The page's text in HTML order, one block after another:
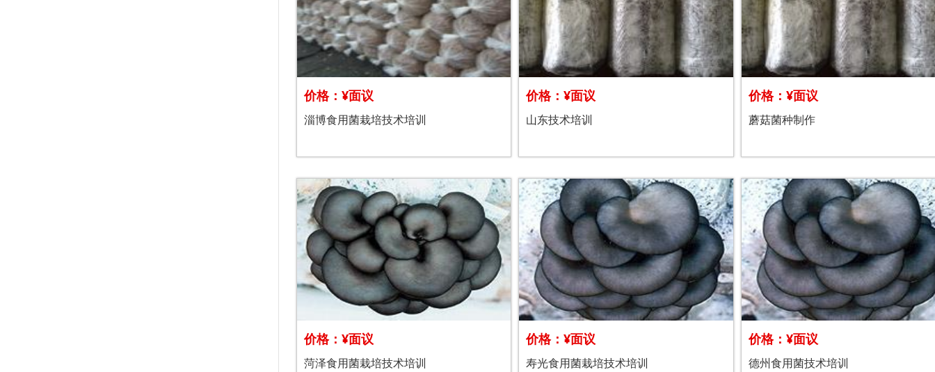
价格：¥面议
淄博食用菌栽培技术培训
价格：¥面议
山东技术培训
价格：¥面议
蘑菇菌种制作
价格：¥面议
菏泽食用菌栽培技术培训
价格：¥面议
寿光食用菌栽培技术培训
价格：¥面议
德州食用菌技术培训